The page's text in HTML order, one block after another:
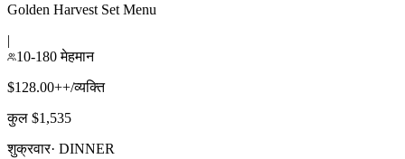
Golden Harvest Set Menu
|
10-180 मेहमान
$128.00++/व्यक्ति
कुल $1,535
शुक्रवार· DINNER